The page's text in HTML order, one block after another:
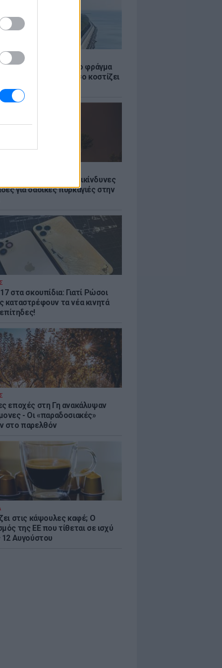
έχτισε τσιμεντένιο φράγμα
για τα τσουνάμι - Πόσο κοστίζει
διχάζει
είναι οι 6 πιο επικίνδυνες
για δασικές πυρκαγιές στην
στα σκουπίδια: Γιατί Ρώσοι
καταστρέφουν τα νέα κινητά
εποχές στη Γη ανακάλυψαν
- Oι «παραδοσιακές»
στο παρελθόν
στις κάψουλες καφέ; Ο
της ΕΕ που τίθεται σε ισχύ
12 Αυγούστου